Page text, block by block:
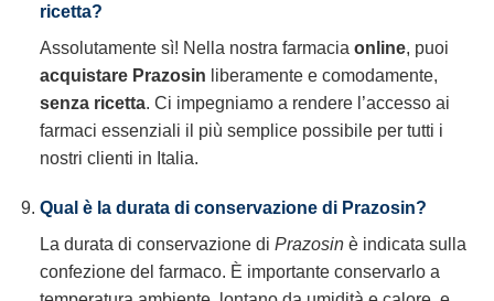
ricetta?
Assolutamente sì! Nella nostra farmacia online, puoi
acquistare Prazosin liberamente e comodamente,
senza ricetta. Ci impegniamo a rendere l’accesso ai
farmaci essenziali il più semplice possibile per tutti i
nostri clienti in Italia.
Qual è la durata di conservazione di Prazosin?
La durata di conservazione di Prazosinè indicata sulla
confezione del farmaco. È importante conservarlo a